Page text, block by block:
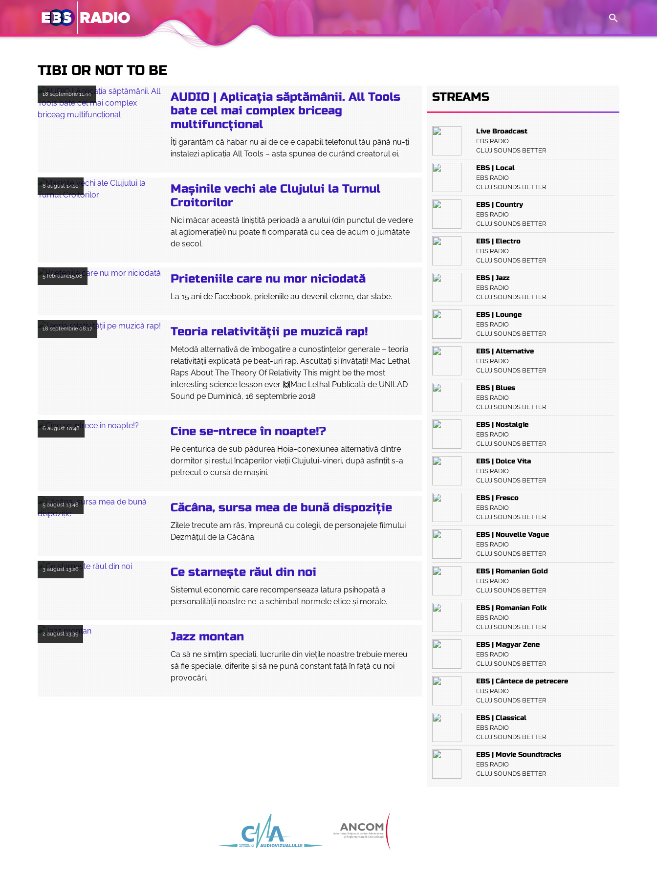
TIBI OR NOT TO BE
18 septembrie11:44
AUDIO | Aplicația săptămânii. All Tools
bate cel mai complex briceag
multifuncțional
Îți garantăm că habar nu ai de ce e capabil telefonul tău până nu-ți
instalezi aplicația All Tools – asta spunea de curând creatorul ei.
8 august14:10
Mașinile vechi ale Clujului la Turnul
Croitorilor
Nici măcar această liniștită perioadă a anului (din punctul de vedere
al aglomerației) nu poate fi comparată cu cea de acum o jumătate
de secol.
5 februarie15:08 Prieteniile care nu mor niciodată
La 15 ani de Facebook, prieteniile au devenit eterne, dar slabe.
18 septembrie08:17 Teoria relativității pe muzică rap!
Metodă alternativă de îmbogațire a cunoștințelor generale – teoria
relativității explicată pe beat-uri rap. Ascultați și învățați! Mac Lethal
Raps About The Theory Of Relativity This might be the most
interesting science lesson ever 🙌Mac Lethal Publicată de UNILAD
Sound pe Duminică, 16 septembrie 2018
6 august10:48 Cine se-ntrece în noapte!?
Pe centurica de sub pădurea Hoia-conexiunea alternativă dintre
dormitor și restul încăperilor vieții Clujului-vineri, după asfințit s-a
petrecut o cursă de mașini.
5 august13:48 Căcâna, sursa mea de bună dispoziție
Zilele trecute am râs, împreună cu colegii, de personajele filmului
Dezmățul de la Căcâna.
3 august13:26 Ce starnește răul din noi
Sistemul economic care recompenseaza latura psihopată a
personalității noastre ne-a schimbat normele etice și morale.
2 august 13:39 Jazz montan
Ca să ne simțim speciali, lucrurile din viețile noastre trebuie mereu
să fie speciale, diferite și să ne pună constant față în față cu noi
provocări.
STREAMS
Live Broadcast
EBS RADIO
CLUJ SOUNDS BETTER
EBS | Local
EBS RADIO
CLUJ SOUNDS BETTER
EBS | Country
EBS RADIO
CLUJ SOUNDS BETTER
EBS | Electro
EBS RADIO
CLUJ SOUNDS BETTER
EBS | Jazz
EBS RADIO
CLUJ SOUNDS BETTER
EBS | Lounge
EBS RADIO
CLUJ SOUNDS BETTER
EBS | Alternative
EBS RADIO
CLUJ SOUNDS BETTER
EBS | Blues
EBS RADIO
CLUJ SOUNDS BETTER
EBS | Nostalgie
EBS RADIO
CLUJ SOUNDS BETTER
EBS | Dolce Vita
EBS RADIO
CLUJ SOUNDS BETTER
EBS | Fresco
EBS RADIO
CLUJ SOUNDS BETTER
EBS | Nouvelle Vague
EBS RADIO
CLUJ SOUNDS BETTER
EBS | Romanian Gold
EBS RADIO
CLUJ SOUNDS BETTER
EBS | Romanian Folk
EBS RADIO
CLUJ SOUNDS BETTER
EBS | Magyar Zene
EBS RADIO
CLUJ SOUNDS BETTER
EBS | Cântece de petrecere
EBS RADIO
CLUJ SOUNDS BETTER
EBS | Classical
EBS RADIO
CLUJ SOUNDS BETTER
EBS | Movie Soundtracks
EBS RADIO
CLUJ SOUNDS BETTER